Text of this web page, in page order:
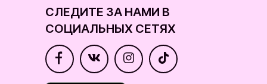
СЛЕДИТЕ ЗА НАМИ В
СОЦИАЛЬНЫХ СЕТЯХ